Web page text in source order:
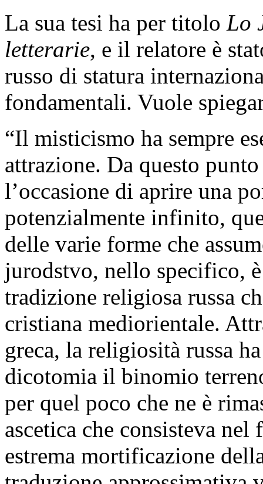
La sua tesi ha per titolo Lo
letterarie, e il relatore è
russo di statura
fondamentali. Vuole
“Il misticismo ha sempre
attrazione. Da questo
l’occasione di aprire una
potenzialmente infinito,
delle varie forme che
jurodstvo, nello specifico,
tradizione religiosa russa
cristiana mediorientale.
greca, la religiosità russa
dicotomia il binomio
per quel poco che ne è
ascetica che consisteva
estrema mortificazione